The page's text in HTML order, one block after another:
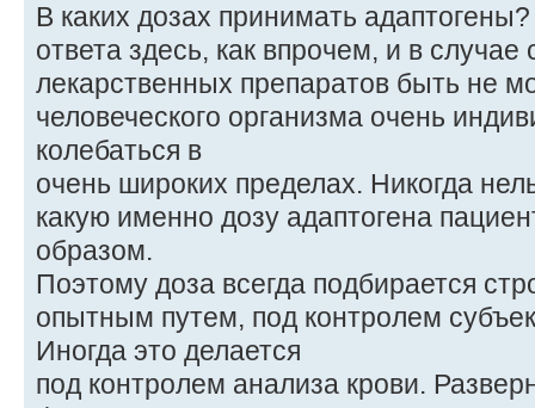
В каких дозах принимать
ответа здесь, как впрочем, и в случае
лекарственных препаратов быть не
человеческого организма очень
колебаться в
очень широких пределах. Никогда
какую именно дозу адаптогена
образом.
Поэтому доза всегда подбирается
опытным путем, под контролем
Иногда это делается
под контролем анализа крови.